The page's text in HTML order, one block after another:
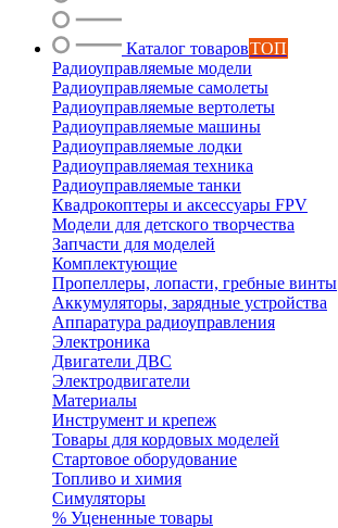
Каталог товаровТОП
Радиоуправляемые модели
Радиоуправляемые самолеты
Радиоуправляемые вертолеты
Радиоуправляемые машины
Радиоуправляемые лодки
Радиоуправляемая техника
Радиоуправляемые танки
Квадрокоптеры и аксессуары FPV
Модели для детского творчества
Запчасти для моделей
Комплектующие
Пропеллеры, лопасти, гребные винты
Аккумуляторы, зарядные устройства
Аппаратура радиоуправления
Электроника
Двигатели ДВС
Электродвигатели
Материалы
Инструмент и крепеж
Товары для кордовых моделей
Стартовое оборудование
Топливо и химия
Симуляторы
% Уцененные товары